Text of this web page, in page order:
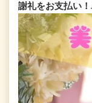
謝礼をお支払い